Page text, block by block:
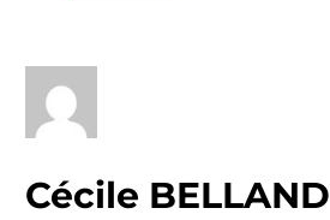
Cécile BELLAND